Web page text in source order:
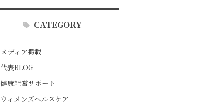
CATEGORY
メディア掲載
代表BLOG
健康経営サポート
ウィメンズヘルスケア